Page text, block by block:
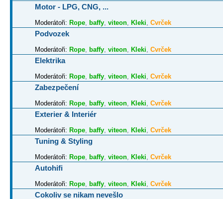
Motor - LPG, CNG, ...
Moderátoři: Rope, baffy, viteon, Kleki, Cvrček
Podvozek
Moderátoři: Rope, baffy, viteon, Kleki, Cvrček
Elektrika
Moderátoři: Rope, baffy, viteon, Kleki, Cvrček
Zabezpečení
Moderátoři: Rope, baffy, viteon, Kleki, Cvrček
Exterier & Interiér
Moderátoři: Rope, baffy, viteon, Kleki, Cvrček
Tuning & Styling
Moderátoři: Rope, baffy, viteon, Kleki, Cvrček
Autohifi
Moderátoři: Rope, baffy, viteon, Kleki, Cvrček
Cokoliv se nikam nevešlo